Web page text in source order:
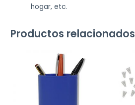
hogar, etc.
Productos relacionados